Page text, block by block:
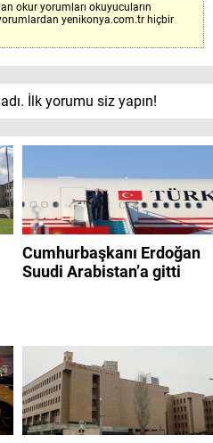
okur yorumları okuyucuların
yenikonya.com.tr hiçbir
İlk yorumu siz yapın!
Cumhurbaşkanı Erdoğan
Suudi Arabistan’a gitti